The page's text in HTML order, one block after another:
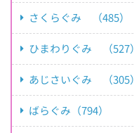
さくらぐみ （485）
ひまわりぐみ （527）
あじさいぐみ （305）
ばらぐみ（794）